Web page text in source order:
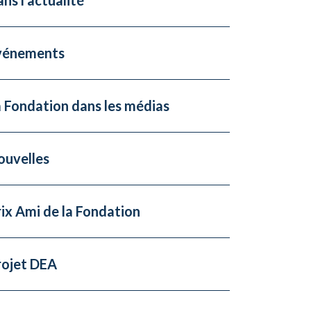
Fondation dans les médias
Ami de la Fondation
DEA